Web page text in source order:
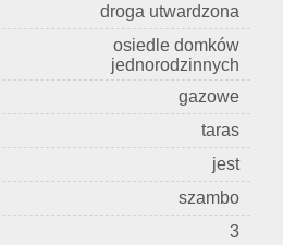
droga utwardzona
osiedle domków
jednorodzinnych
gazowe
taras
jest
szambo
3